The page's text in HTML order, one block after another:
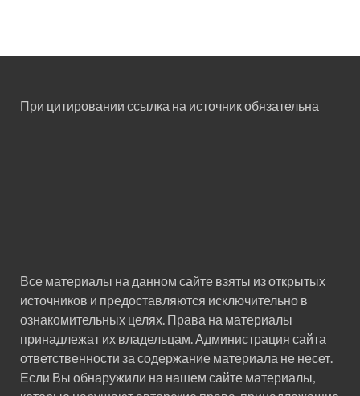
При цитировании ссылка на источник обязательна
Все материалы на данном сайте взяты из открытых
источников и предоставляются исключительно в
ознакомительных целях. Права на материалы
принадлежат их владельцам. Администрация сайта
ответственности за содержание материала не несет.
Если Вы обнаружили на нашем сайте материалы,